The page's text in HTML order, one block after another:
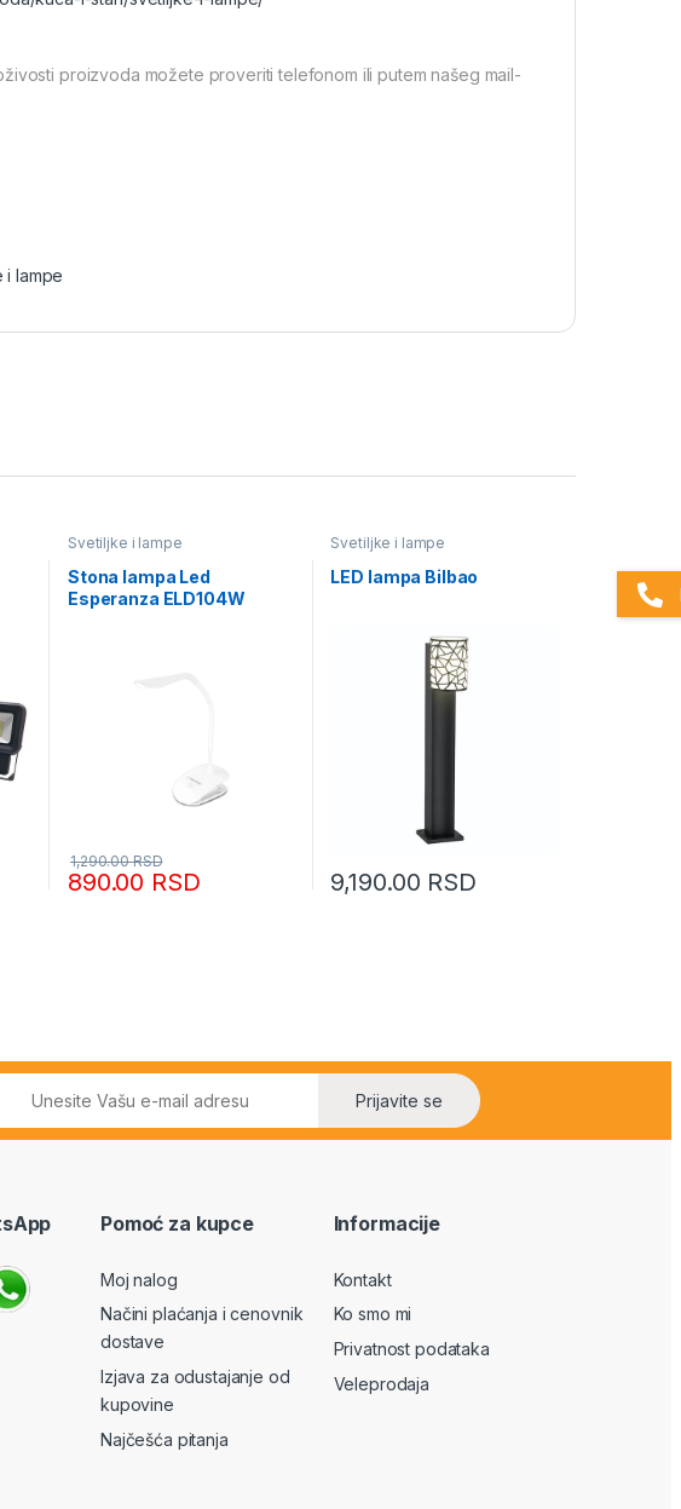
proizvoda možete proveriti telefonom ili putem našeg mail-
i lampe
Svetiljke i lampe
Stona lampa Led
Esperanza ELD104W
890.00 RSD
1,290.00RSD
Svetiljke i lampe
LED lampa Bilbao
9,190.00 RSD
Prijavite se
Pomoć za kupce
Moj nalog
Načini plaćanja i cenovnik
dostave
Izjava za odustajanje od
kupovine
Najčešća pitanja
Informacije
Kontakt
Ko smo mi
Privatnost podataka
Veleprodaja